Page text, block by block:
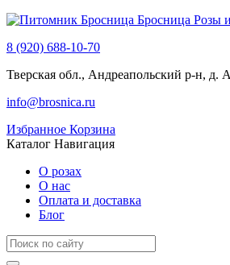
Бросница Розы
8 (920) 688-10-70
Тверская обл., Андреапольский р-н, д.
info@brosnica.ru
Избранное Корзина
Каталог Навигация
О розах
О нас
Оплата и доставка
Блог